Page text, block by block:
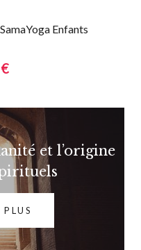
Enfants
et l’origine